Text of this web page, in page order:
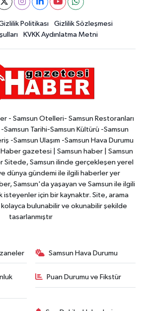
Politikası
Gizlilik Sözleşmesi
KVKK Aydınlatma Metni
- Samsun Otelleri- Samsun Restoranları
Tarihi-Samsun Kültürü -Samsun
-Samsun Ulaşım -Samsun Hava Durumu
gazetesi | Samsun haber | Samsun
Sitede, Samsun ilinde gerçekleşen yerel
dünya gündemi ile ilgili haberler yer
Samsun'da yaşayan ve Samsun ile ilgili
için bir kaynaktır. Site, arama
bulunabilir ve okunabilir şekilde
tasarlanmıştır
Samsun Hava Durumu
Puan Durumu ve Fikstür